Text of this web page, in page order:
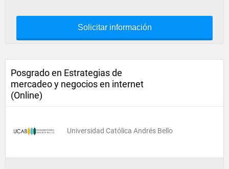
Solicitar información
Posgrado en Estrategias de
mercadeo y negocios en internet
(Online)
Universidad Católica Andrés Bello